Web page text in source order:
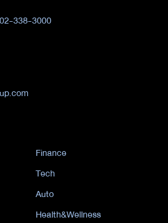
338-3000
Finance
Tech
Auto
Health&Wellness